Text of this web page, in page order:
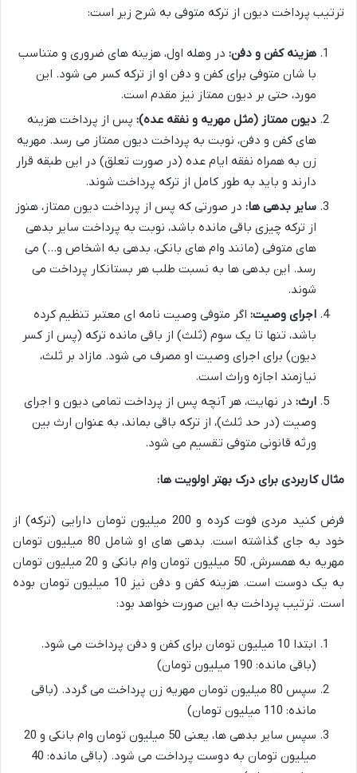
ترتیب پرداخت دیون از ترکه متوفی به شرح زیر است:
هزینه کفن و دفن: در وهله اول، هزینه های ضروری و متناسب
با شان متوفی برای کفن و دفن او از ترکه کسر می شود. این
مورد، حتی بر دیون ممتاز نیز مقدم است.
دیون ممتاز (مثل مهریه و نفقه عده): پس از پرداخت هزینه
های کفن و دفن، نوبت به پرداخت دیون ممتاز می رسد. مهریه
زن به همراه نفقه ایام عده (در صورت تعلق) در این طبقه قرار
دارند و باید به طور کامل از ترکه پرداخت شوند.
سایر بدهی ها: در صورتی که پس از پرداخت دیون ممتاز، هنوز
از ترکه چیزی باقی مانده باشد، نوبت به پرداخت سایر بدهی
های متوفی (مانند وام های بانکی، بدهی به اشخاص و…) می
رسد. این بدهی ها به نسبت طلب هر بستانکار پرداخت می
شوند.
اجرای وصیت: اگر متوفی وصیت نامه ای معتبر تنظیم کرده
باشد، تنها تا یک سوم (ثلث) از باقی مانده ترکه (پس از کسر
دیون) برای اجرای وصیت او مصرف می شود. مازاد بر ثلث،
نیازمند اجازه وراث است.
ارث: در نهایت، هر آنچه پس از پرداخت تمامی دیون و اجرای
وصیت (در حد ثلث)، از ترکه باقی بماند، به عنوان ارث بین
ورثه قانونی متوفی تقسیم می شود.
مثال کاربردی برای درک بهتر اولویت ها:
فرض کنید مردی فوت کرده و 200 میلیون تومان دارایی (ترکه) از
خود به جای گذاشته است. بدهی های او شامل 80 میلیون تومان
مهریه به همسرش، 50 میلیون تومان وام بانکی و 20 میلیون تومان
به یک دوست است. هزینه کفن و دفن نیز 10 میلیون تومان بوده
است. ترتیب پرداخت به این صورت خواهد بود:
ابتدا 10 میلیون تومان برای کفن و دفن پرداخت می شود.
(باقی مانده: 190 میلیون تومان)
سپس 80 میلیون تومان مهریه زن پرداخت می گردد. (باقی
مانده: 110 میلیون تومان)
سپس سایر بدهی ها، یعنی 50 میلیون تومان وام بانکی و 20
میلیون تومان به دوست پرداخت می شود. (باقی مانده: 40